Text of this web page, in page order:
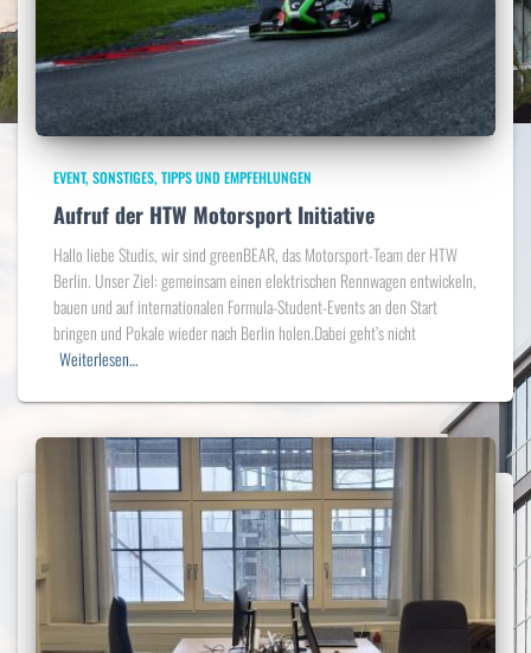
EVENT SONSTIGES TIPPS UND EMPFEHLUNGEN
Aufruf der HTW Motorsport Initiative
Hallo liebe Studis, wir sind greenBEAR, das Motorsport-Team der HTW
Berlin. Unser Ziel: gemeinsam einen elektrischen Rennwagen entwickeln,
bauen und auf internationalen Formula-Student-Events an den Start
bringen und Pokale wieder nach Berlin holen.Dabei geht’s nicht
Weiterlesen…